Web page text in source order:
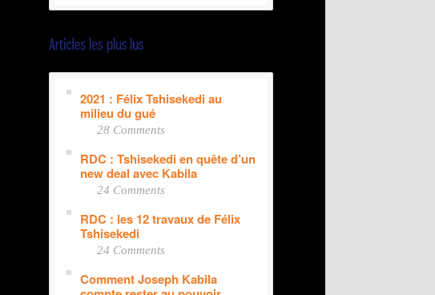
2021 : Félix Tshisekedi au
milieu du gué
28 Comments
RDC : Tshisekedi en quête d’un
new deal avec Kabila
24 Comments
RDC : les 12 travaux de Félix
Tshisekedi
24 Comments
Comment Joseph Kabila